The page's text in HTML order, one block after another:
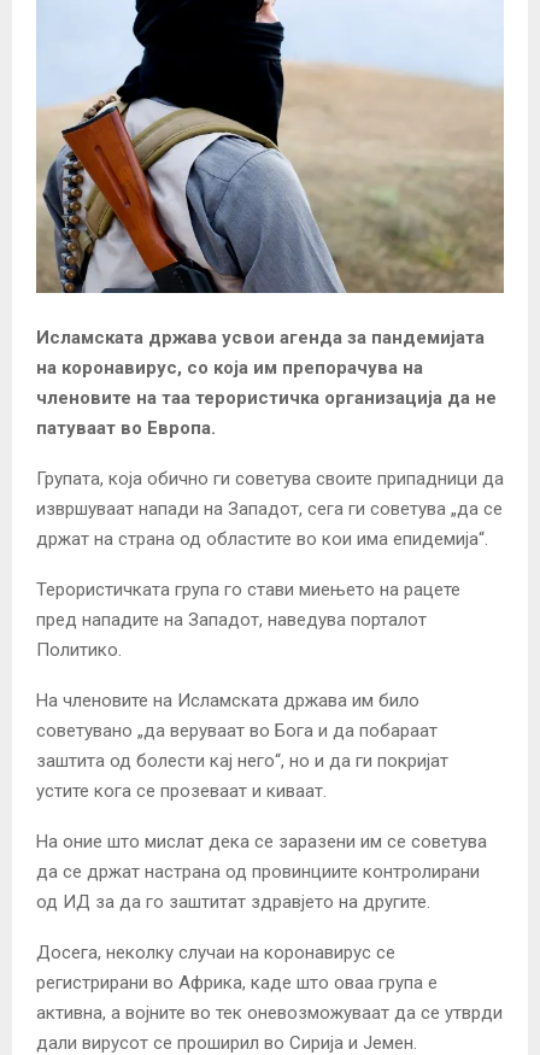
Исламската држава усвои агенда за пандемијата
на коронавирус, со која им препорачува на
членовите на таа терористичка организација да не
патуваат во Европа.
Групата, која обично ги советува своите припадници да
извршуваат напади на Западот, сега ги советува „да се
држат на страна од областите во кои има епидемија“.
Терористичката група го стави миењето на рацете
пред нападите на Западот, наведува порталот
Политико.
На членовите на Исламската држава им било
советувано „да веруваат во Бога и да побараат
заштита од болести кај него“, но и да ги покријат
устите кога се прозеваат и киваат.
На оние што мислат дека се заразени им се советува
да се држат настрана од провинциите контролирани
од ИД за да го заштитат здравјето на другите.
Досега, неколку случаи на коронавирус се
регистрирани во Африка, каде што оваа група е
активна, а војните во тек оневозможуваат да се утврди
дали вирусот се проширил во Сирија и Јемен.